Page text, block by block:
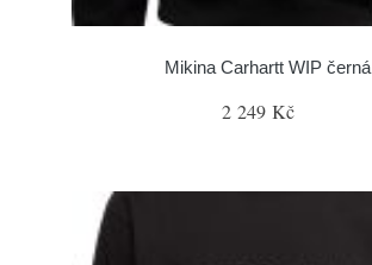
Mikina Carhartt WIP černá
2 249 Kč